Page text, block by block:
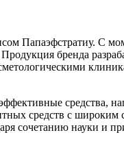
Папаэфстратиу. С
бренда
средства,
средств с широким
сочетанию науки и